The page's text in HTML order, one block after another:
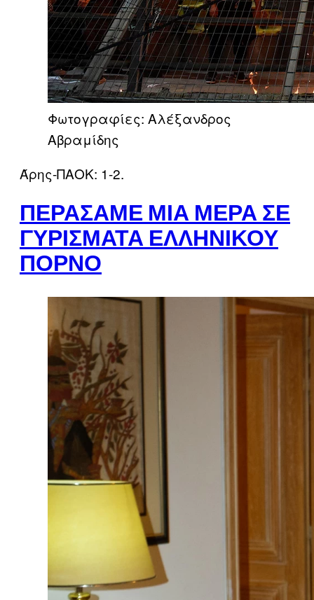
Φωτογραφίες: Αλέξανδρος
Αβραμίδης
Άρης-ΠΑΟΚ: 1-2.
ΠΕΡΆΣΑΜΕ ΜΙΑ ΜΈΡΑ ΣΕ
ΓΥΡΊΣΜΑΤΑ ΕΛΛΗΝΙΚΟΎ
ΠΟΡΝΌ